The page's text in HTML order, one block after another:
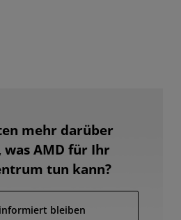
mehr darüber
AMD für Ihr
tun kann?
bleiben